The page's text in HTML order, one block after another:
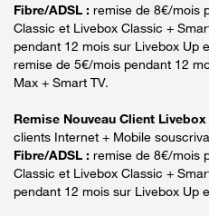
Fibre/ADSL : remise de 8€/mois
Classic et Livebox Classic +
pendant 12 mois sur Livebox Up
remise de 5€/mois pendant 12
Max + Smart TV.
Remise Nouveau Client
clients Internet + Mobile
Fibre/ADSL : remise de 8€/mois
Classic et Livebox Classic +
pendant 12 mois sur Livebox Up